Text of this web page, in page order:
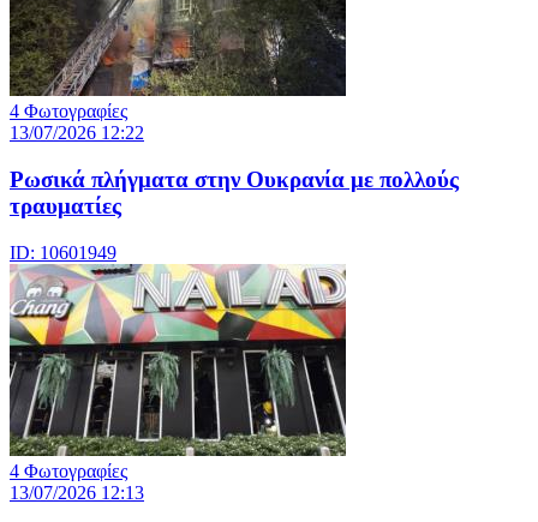
4 Φωτογραφίες
13/07/2026 12:22
Ρωσικά πλήγματα στην Ουκρανία με πολλούς
τραυματίες
ID: 10601949
4 Φωτογραφίες
13/07/2026 12:13